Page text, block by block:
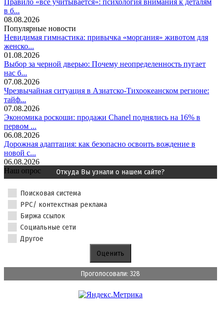
в б...
08.08.2026
Популярные новости
Невидимая гимнастика: привычка «моргания» животом для
женско...
01.08.2026
Выбор за черной дверью: Почему неопределенность пугает
нас б...
07.08.2026
Чрезвычайная ситуация в Азиатско-Тихоокеанском регионе:
тайф...
07.08.2026
Экономика роскоши: продажи Chanel поднялись на 16% в
первом ...
06.08.2026
Дорожная адаптация: как безопасно освоить вождение в
новой с...
06.08.2026
Наш опрос
Откуда Вы узнали о нашем сайте?
Поисковая система
PPC/ контекстная реклама
Биржа ссылок
Социальные сети
Другое
Проголосовали: 328